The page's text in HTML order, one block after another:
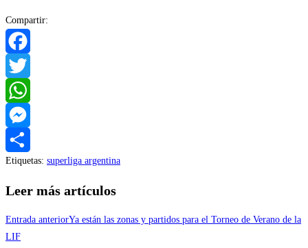
Compartir:
Facebook
Twitter
WhatsApp
Messenger
Compartir
Etiquetas: superliga argentina
Leer más artículos
Entrada anteriorYa están las zonas y partidos para el Torneo de Verano de la
LIF